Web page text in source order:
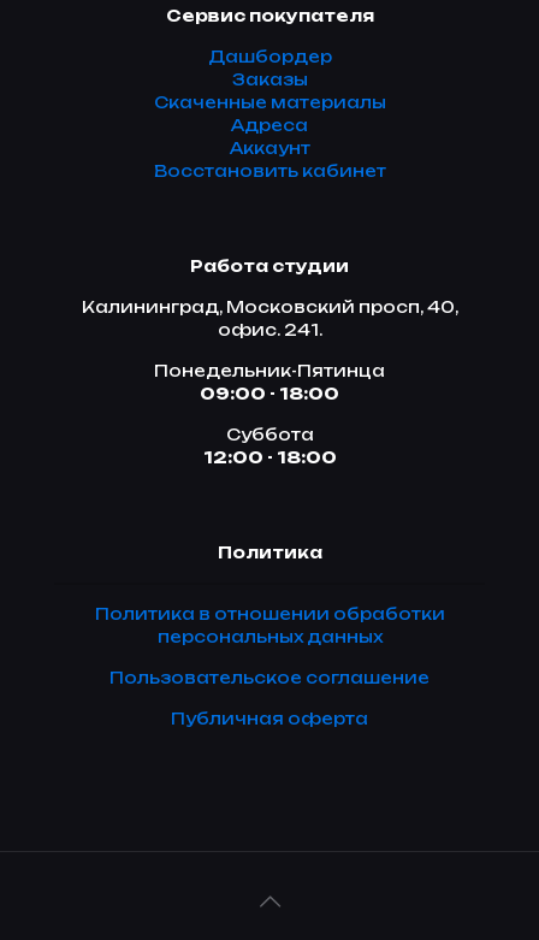
Сервис покупателя
Дашбордер
Заказы
Скаченные материалы
Адреса
Аккаунт
Восстановить кабинет
Работа студии
Калининград, Московский просп, 40,
офис. 241.
Понедельник-Пятинца
09:00 - 18:00
Суббота
12:00 - 18:00
Политика
Политика в отношении обработки
персональных данных
Пользовательское соглашение
Публичная оферта